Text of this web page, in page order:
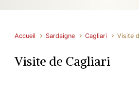
Accueil Sardaigne Cagliari Visite
Visite de Cagliari